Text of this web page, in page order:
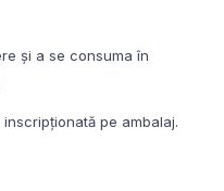
și a se consuma în
pe ambalaj.